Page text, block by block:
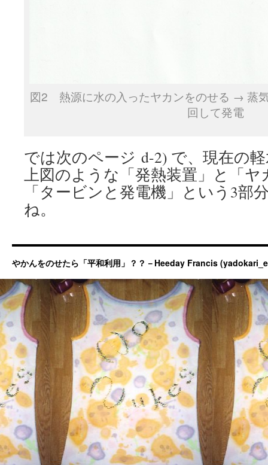
図2 熱源に水の入ったヤカンをのせる → 蒸
回して発電
では次のページ d-2) で、現在の
上図のような「発熱装置」と「ヤ
「タービンと発電機」という3部
ね。
やかんをのせたら「平和利用」？？－Heeday Francis